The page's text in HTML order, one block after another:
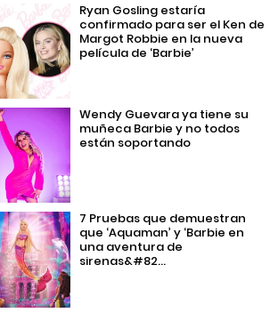
Ryan Gosling estaría
confirmado para ser el Ken de
Margot Robbie en la nueva
película de ‘Barbie’
Wendy Guevara ya tiene su
muñeca Barbie y no todos
están soportando
7 Pruebas que demuestran
que ‘Aquaman’ y ‘Barbie en
una aventura de
sirenas&#82...